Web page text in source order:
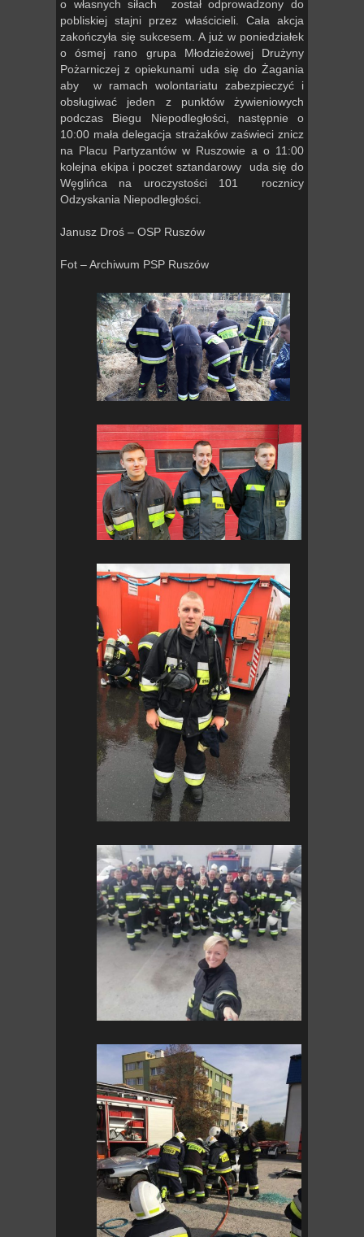
o własnych siłach został odprowadzony do
pobliskiej stajni przez właścicieli. Cała akcja
zakończyła się sukcesem. A już w poniedziałek
o ósmej rano grupa Młodzieżowej Drużyny
Pożarniczej z opiekunami uda się do Żagania
aby w ramach wolontariatu zabezpieczyć i
obsługiwać jeden z punktów żywieniowych
podczas Biegu Niepodległości, następnie o
10:00 mała delegacja strażaków zaświeci znicz
na Placu Partyzantów w Ruszowie a o 11:00
kolejna ekipa i poczet sztandarowy uda się do
Węglińca na uroczystości 101 rocznicy
Odzyskania Niepodległości.
Janusz Droś – OSP Ruszów
Fot – Archiwum PSP Ruszów